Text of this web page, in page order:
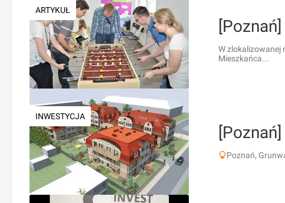
ARTYKUŁ
W zlokalizowanej
Mieszkańca...
INWESTYCJA
Poznań,